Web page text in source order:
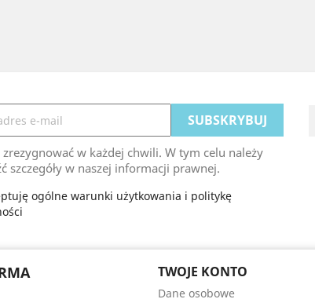
zrezygnować w każdej chwili. W tym celu należy
szczegóły w naszej informacji prawnej.
ogólne warunki użytkowania i politykę
TWOJE KONTO
Dane osobowe